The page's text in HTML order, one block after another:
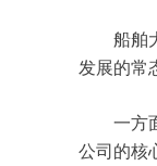
船舶
发展的常
一方
公司的核